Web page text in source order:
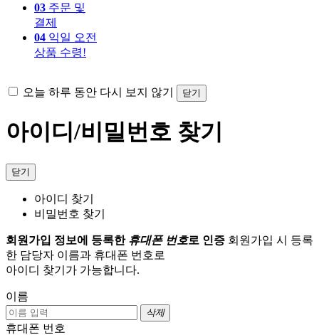
03 주문 및
결제
04 익일 오전
상품 수령!
오늘 하루 동안 다시 보지 않기 닫기
아이디/비밀번호 찾기
닫기
아이디 찾기
비밀번호 찾기
회원가입 정보에 등록한 휴대폰 번호로 인증 회원가입 시 등록
한 담당자 이름과 휴대폰 번호로
아이디 찾기가 가능합니다.
이름
삭제
휴대폰 번호